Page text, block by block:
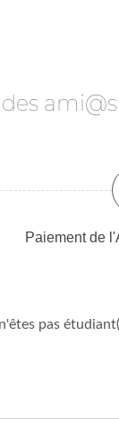
ami@s
Paiement de
pas